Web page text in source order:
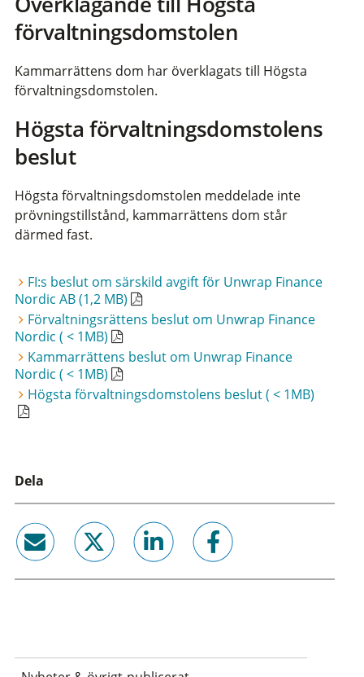
förvaltningsdomstolen
Kammarrättens dom har överklagats till Högsta
förvaltningsdomstolen.
Högsta förvaltningsdomstolens
beslut
Högsta förvaltningsdomstolen meddelade inte
prövningstillstånd, kammarrättens dom står
därmed fast.
FI:s beslut om särskild avgift för Unwrap Finance
Nordic AB (1,2 MB)
Förvaltningsrättens beslut om Unwrap Finance
Nordic ( < 1MB)
Kammarrättens beslut om Unwrap Finance
Nordic ( < 1MB)
Högsta förvaltningsdomstolens beslut ( < 1MB)
Dela